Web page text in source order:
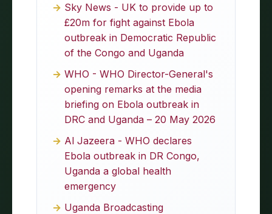
Sky News - UK to provide up to
£20m for fight against Ebola
outbreak in Democratic Republic
of the Congo and Uganda
WHO - WHO Director-General's
opening remarks at the media
briefing on Ebola outbreak in
DRC and Uganda – 20 May 2026
Al Jazeera - WHO declares
Ebola outbreak in DR Congo,
Uganda a global health
emergency
Uganda Broadcasting